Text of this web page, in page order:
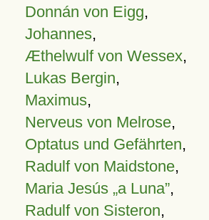
Donnán von Eigg,
Johannes,
Æthelwulf von Wessex,
Lukas Bergin,
Maximus,
Nerveus von Melrose,
Optatus und Gefährten,
Radulf von Maidstone,
Maria Jesús „a Luna”,
Radulf von Sisteron,